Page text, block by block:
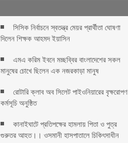
সিসিক নির্বাচনে স্বতন্ত্র মেয়র প্রার্থীতা ঘোষণা
দিলেন শিক্ষক আহমদ ইয়াসিন
এমএ করিম ইবনে মচ্ছব্বির বাংলাদেশের সকল
মানুষের চোখে ছিলেন এক নজরকাড়া মানুষ ‎
রোটারি ক্লাব অব সিলেট পাইওনিয়ারের বৃক্ষরোপণ
কর্মসূচি অনুষ্ঠিত
কানাইঘাটে প্রতিপক্ষের হামলায় পিতা ও পুত্র
গুরুতর আহত।। ওসমানী হাসপাতালে চিকিৎসাধীন